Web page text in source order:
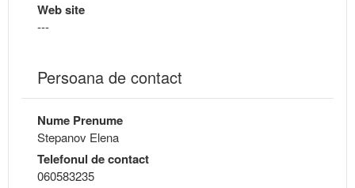
Web site
---
Persoana de contact
Nume Prenume
Stepanov Elena
Telefonul de contact
060583235